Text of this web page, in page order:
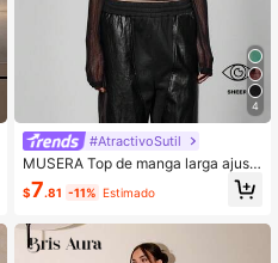
4
#AtractivoSutil
MUSERA Top de manga larga ajust
ado de malla transparente, ropa de
calle, elegante y sexy para salir de
era y verano, festivales
$7.81 -11% Estimado